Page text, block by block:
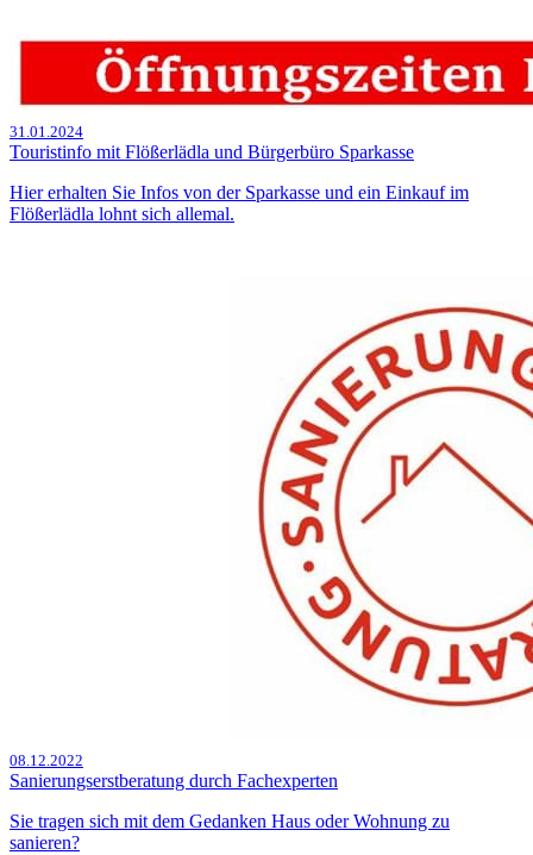
31.01.2024
Touristinfo mit Flößerlädla und Bürgerbüro Sparkasse
Hier erhalten Sie Infos von der Sparkasse und ein Einkauf im
Flößerlädla lohnt sich allemal.
08.12.2022
Sanierungserstberatung durch Fachexperten
Sie tragen sich mit dem Gedanken Haus oder Wohnung zu
sanieren?